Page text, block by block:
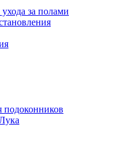
за полами
подоконников